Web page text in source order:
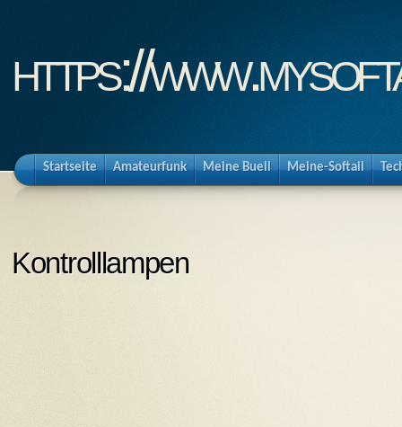
https://
Startseite Amateurfunk Meine Buell Meine-Softail
Kontrolllampen